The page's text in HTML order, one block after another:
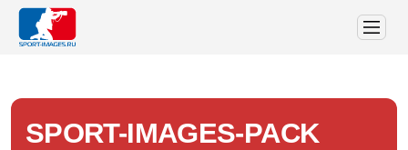
SPORT-IMAGES-PACK